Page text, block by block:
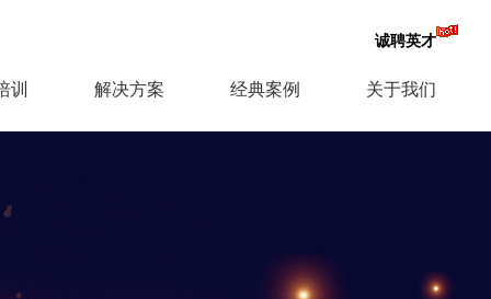
诚聘英才
训 解决方案 经典案例 关于我们